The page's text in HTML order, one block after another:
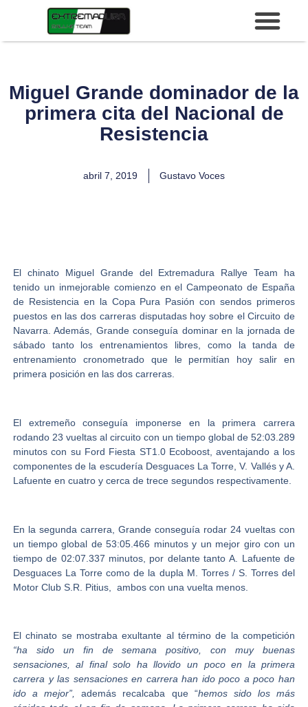
Miguel Grande dominador de la
primera cita del Nacional de
Resistencia
abril 7, 2019 Gustavo Voces
El chinato Miguel Grandedel Extremadura Rallye Team ha
tenido un inmejorable comienzo en el Campeonato de España
de Resistencia en la Copa Pura Pasión con sendos primeros
puestos en las dos carreras disputadas hoy sobre elCircuito de
Navarra . Además, Grande conseguía dominar en la jornada de
sábado tanto los entrenamientos libres, como la tanda de
entrenamiento cronometrado que le permitían hoy salir en
primera posición en las dos carreras.
El extremeño conseguía imponerse en la primera carrera
rodando 23 vueltas al circuito con un tiempo global de 52:03.289
minutos con su Ford Fiesta ST1.0 Ecoboost, aventajando a los
componentes de la escudería Desguaces La Torre,V. Vallés y A.
Lafuenteen cuatro y cerca de trece segundos respectivamente.
En la segunda carrera, Grande conseguía rodar 24 vueltas con
un tiempo global de 53:05.466 minutos y un mejor giro con un
tiempo de 02:07.337 minutos, por delante tantoA. Lafuentede
Desguaces La Torre como de la dupla M. Torres / S. Torresdel
Motor Club S.R. Pitius, ambos con una vuelta menos.
El chinato se mostraba exultante al término de la competición
“ha sido un fin de semana positivo, con muy buenas
sensaciones, al final solo ha llovido un poco en la primera
carrera y las sensaciones en carrera han ido poco a poco han
ido a mejor”, además recalcaba que “hemos sido los más